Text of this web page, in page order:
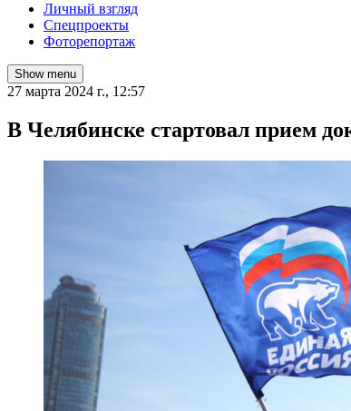
Личный взгляд
Спецпроекты
Фоторепортаж
Show menu
27 марта 2024 г., 12:57
В Челябинске стартовал прием